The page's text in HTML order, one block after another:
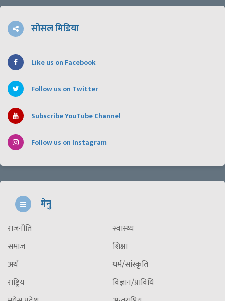
सोसल मिडिया
Like us on Facebook
Follow us on Twitter
Subscribe YouTube Channel
Follow us on Instagram
मेनु
राजनीति
समाज
अर्थ
राष्ट्रिय
स्वास्थ्य
शिक्षा
धर्म/सांस्कृति
विज्ञान/प्राविधि